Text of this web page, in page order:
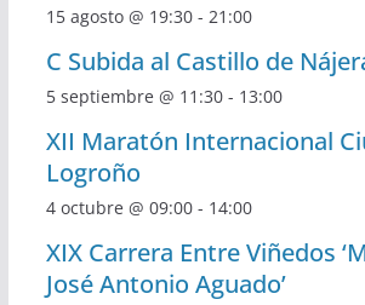
15 agosto @ 19:30- 21:00
C Subida al Castillo de
5 septiembre @ 11:30- 13:00
XII Maratón Internacional
Logroño
4 octubre @ 09:00- 14:00
XIX Carrera Entre Viñedos
José Antonio Aguado’